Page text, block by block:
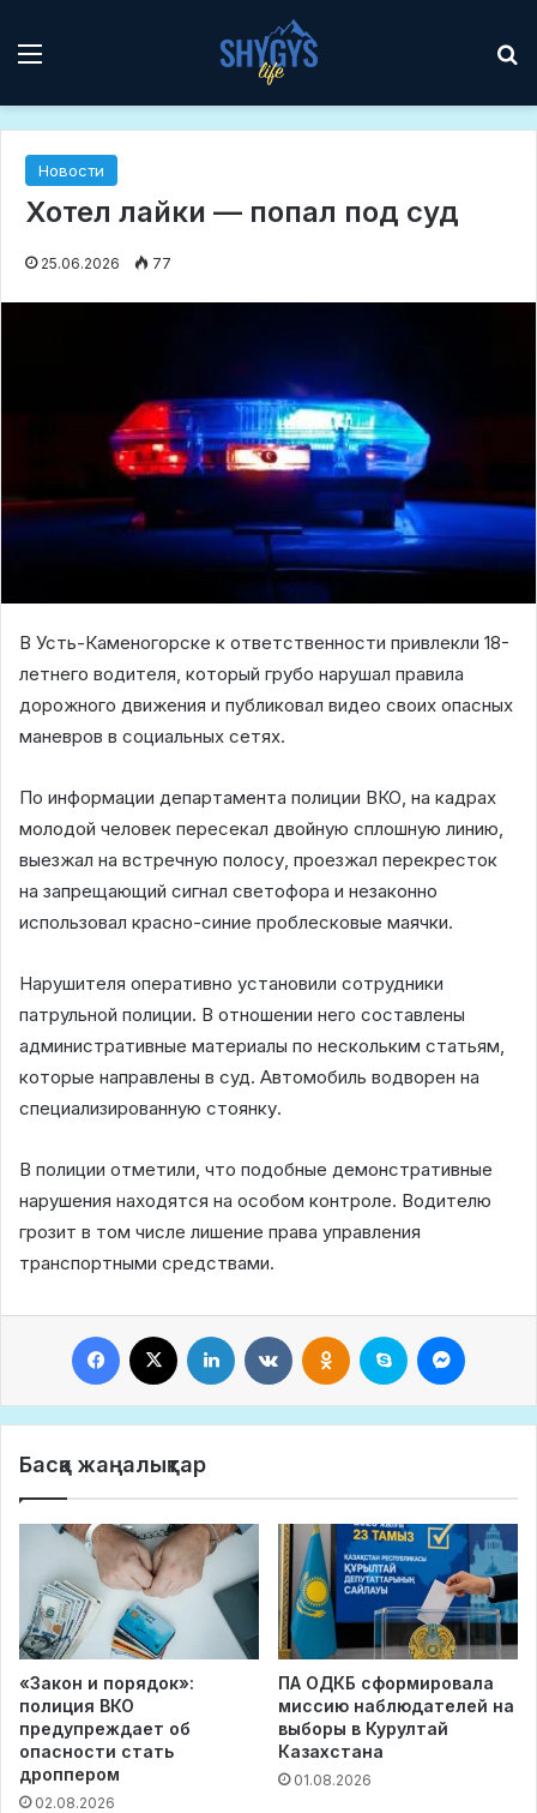
Мәзір
Новости
Хотел лайки — попал под суд
25.06.2026 77
В Усть-Каменогорске к ответственности привлекли 18-
летнего водителя, который грубо нарушал правила
дорожного движения и публиковал видео своих опасных
маневров в социальных сетях.
По информации департамента полиции ВКО, на кадрах
молодой человек пересекал двойную сплошную линию,
выезжал на встречную полосу, проезжал перекресток
на запрещающий сигнал светофора и незаконно
использовал красно-синие проблесковые маячки.
Нарушителя оперативно установили сотрудники
патрульной полиции. В отношении него составлены
административные материалы по нескольким статьям,
которые направлены в суд. Автомобиль водворен на
специализированную стоянку.
В полиции отметили, что подобные демонстративные
нарушения находятся на особом контроле. Водителю
грозит в том числе лишение права управления
транспортными средствами.
Facebook LinkedIn VKontakteOdnoklassniki
Skype
Басқа жаңалықтар
«Закон и порядок»:
полиция ВКО
предупреждает об
опасности стать
дроппером
02.08.2026
ПА ОДКБ сформировала
миссию наблюдателей на
выборы в Курултай
Казахстана
01.08.2026